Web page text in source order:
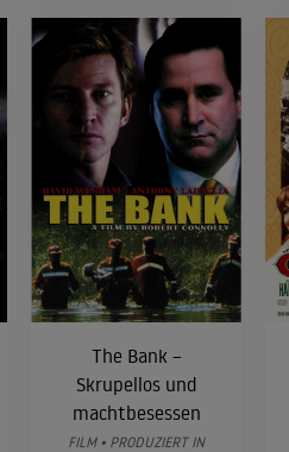
The Bank –
Skrupellos und
machtbesessen
FILM • PRODUZIERT IN